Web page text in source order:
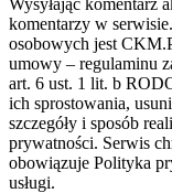
komentarzy w
osobowych jest
umowy – regulaminu
art. 6 ust. 1 lit. b
ich sprostowania,
szczegóły i sposób
prywatności. Serwis
obowiązuje Polityka
usługi.